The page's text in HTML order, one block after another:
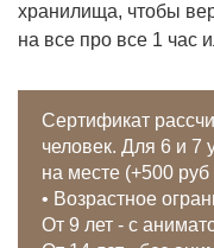
хранилища, чтобы
на все про все 1 час
Сертификат
человек. Для 6 и 7
на месте (+500 руб
• Возрастное
От 9 лет - с